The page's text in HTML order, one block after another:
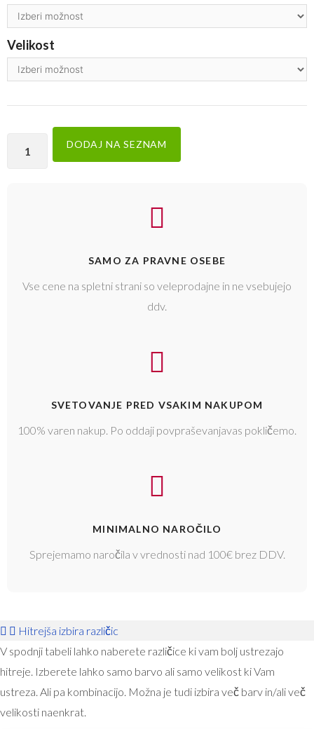
Velikost
DODAJ NA SEZNAM
SAMO ZA PRAVNE OSEBE
Vse cene na spletni strani so veleprodajne in ne vsebujejo
ddv.
SVETOVANJE PRED VSAKIM NAKUPOM
100% varen nakup. Po oddaji povpraševanjavas pokličemo.
MINIMALNO NAROČILO
Sprejemamo naročila v vrednosti nad 100€ brez DDV.
Hitrejša izbira različic
V spodnji tabeli lahko naberete različice ki vam bolj ustrezajo
hitreje. Izberete lahko samo barvo ali samo velikost ki Vam
ustreza. Ali pa kombinacijo. Možna je tudi izbira več barv in/ali več
velikosti naenkrat.